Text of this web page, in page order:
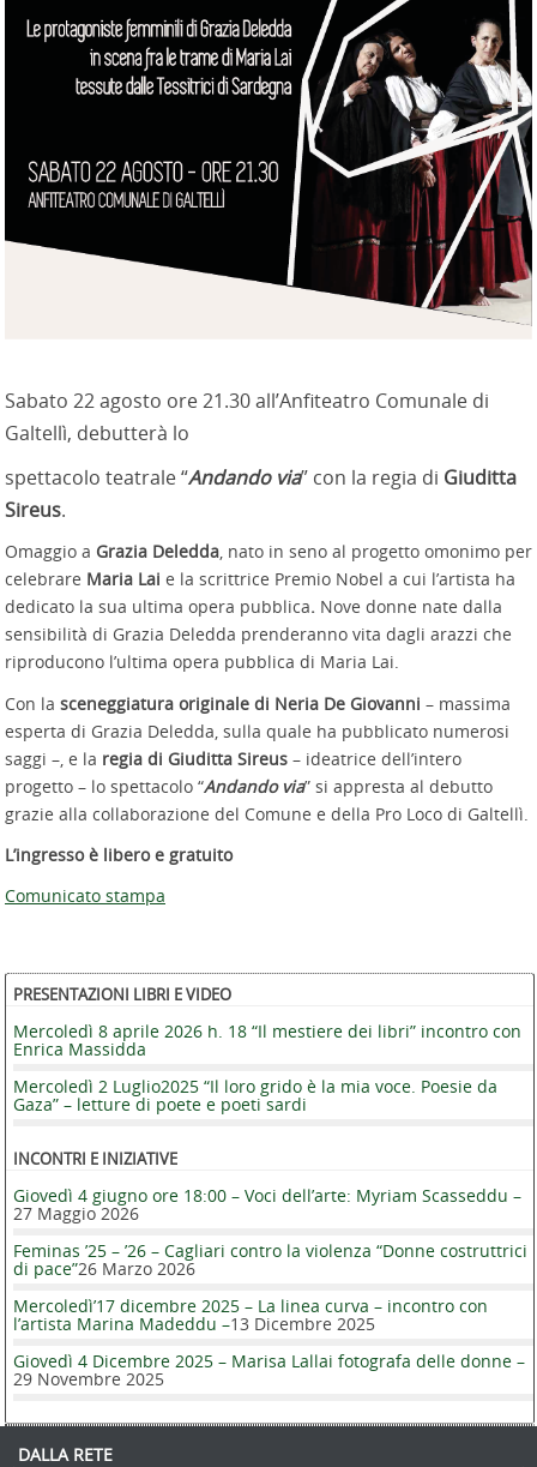
Sabato 22 agosto ore 21.30 all’Anfiteatro Comunale di
Galtellì, debutterà lo
spettacolo teatrale “Andando via” con la regia di Giuditta
Sireus.
Omaggio a Grazia Deledda, nato in seno al progetto omonimo per
celebrare Maria Lai e la scrittrice Premio Nobel a cui l’artista ha
dedicato la sua ultima opera pubblica. Nove donne nate dalla
sensibilità di Grazia Deledda prenderanno vita dagli arazzi che
riproducono l’ultima opera pubblica di Maria Lai.
Con la sceneggiatura originale di Neria De Giovanni – massima
esperta di Grazia Deledda, sulla quale ha pubblicato numerosi
saggi –, e la regia di Giuditta Sireus – ideatrice dell’intero
progetto – lo spettacolo “Andando via” si appresta al debutto
grazie alla collaborazione del Comune e della Pro Loco di Galtellì.
L’ingresso è libero e gratuito
Comunicato stampa
PRESENTAZIONI LIBRI E VIDEO
Mercoledì 8 aprile 2026 h. 18 “Il mestiere dei libri” incontro con
Enrica Massidda
Mercoledì 2 Luglio2025 “Il loro grido è la mia voce. Poesie da
Gaza” – letture di poete e poeti sardi
INCONTRI E INIZIATIVE
Giovedì 4 giugno ore 18:00 – Voci dell’arte: Myriam Scasseddu –
27 Maggio 2026
Feminas ’25 – ’26 – Cagliari contro la violenza “Donne costruttrici
di pace”26 Marzo 2026
Mercoledì’17 dicembre 2025 – La linea curva – incontro con
l’artista Marina Madeddu –13 Dicembre 2025
Giovedì 4 Dicembre 2025 – Marisa Lallai fotografa delle donne –
29 Novembre 2025
DALLA RETE